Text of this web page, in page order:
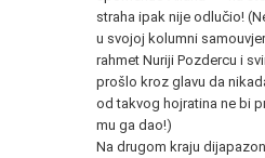
straha ipak nije odlučio!
u svojoj kolumni
rahmet Nuriji Pozdercu i
prošlo kroz glavu da
od takvog hojratina ne bi
mu ga dao!)
Na drugom kraju